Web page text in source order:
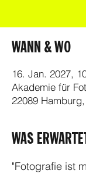
WANN & WO
16. Jan. 2027,
Akademie für
22089
WAS
"Fotografie ist